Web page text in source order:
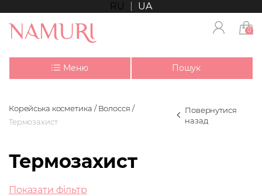
RU UA
0
Меню Пошук
Корейська косметика
Волосся
Термозахист
Повернутися
назад
Термозахист
Показати фільтр